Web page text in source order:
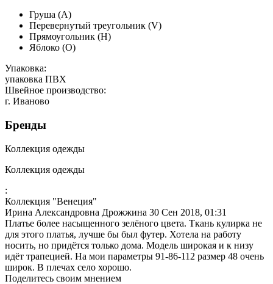
Груша (А)
Перевернутый треугольник (V)
Прямоугольник (Н)
Яблоко (О)
Упаковка:
упаковка ПВХ
Швейное производство:
г. Иваново
Бренды
Коллекция одежды
Коллекция одежды
:
Коллекция "Венеция"
Ирина Александровна Дрожжина 30 Сен 2018, 01:31
Платье более насыщенного зелёного цвета. Ткань кулирка не
для этого платья, лучше бы был футер. Хотела на работу
носить, но придётся только дома. Модель широкая и к низу
идёт трапецией. На мои параметры 91-86-112 размер 48 очень
широк. В плечах село хорошо.
Поделитесь своим мнением